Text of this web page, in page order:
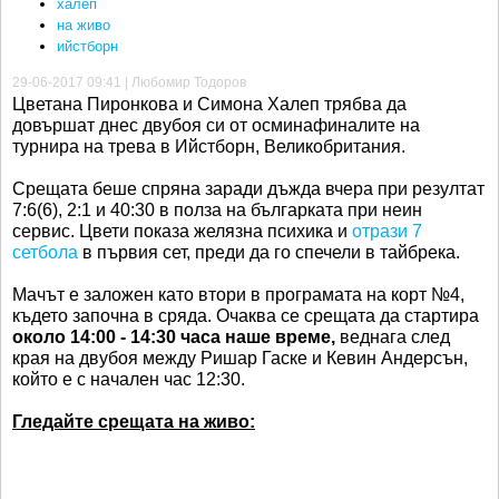
халеп
на живо
ийстборн
29-06-2017 09:41 | Любомир Тодоров
Цветана Пиронкова и Симона Халеп трябва да
довършат днес двубоя си от осминафиналите на
турнира на трева в Ийстборн, Великобритания.
Срещата беше спряна заради дъжда вчера при резултат
7:6(6), 2:1 и 40:30 в полза на българката при неин
сервис. Цвети показа желязна психика и отрази 7
сетбола в първия сет, преди да го спечели в тайбрека.
Мачът е заложен като втори в програмата на корт №4,
където започна в сряда. Очаква се срещата да стартира
около 14:00 - 14:30 часа наше време, веднага след
края на двубоя между Ришар Гаске и Кевин Андерсън,
който е с начален час 12:30.
Гледайте срещата на живо: